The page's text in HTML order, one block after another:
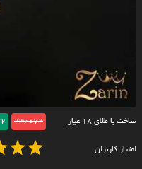
ساخت با طلای ۱۸ عیار 23/072
امتیاز کاربران